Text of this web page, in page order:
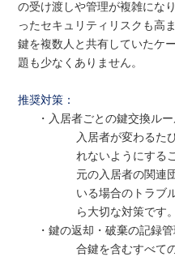
の受け渡しや管理が複雑にな
ったセキュリティリスクも高
鍵を複数人と共有していたケ
題も少なくありません。
推奨対策：
・入居者ごとの鍵交換ル
入居者が変わるた
れないようにする
元の入居者の関連
いる場合のトラブ
ら大切な対策です。
・鍵の返却・破棄の記録管
合鍵を含むすべて